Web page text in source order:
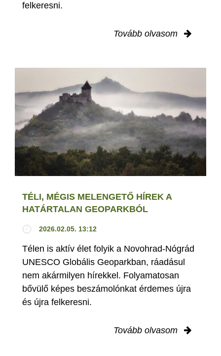
felkeresni.
Tovább olvasom
TÉLI, MÉGIS MELENGETŐ HÍREK A
HATÁRTALAN GEOPARKBÓL
2026.02.05. 13:12
Télen is aktív élet folyik a Novohrad-Nógrád
UNESCO Globális Geoparkban, ráadásul
nem akármilyen hírekkel. Folyamatosan
bővülő képes beszámolónkat érdemes újra
és újra felkeresni.
Tovább olvasom